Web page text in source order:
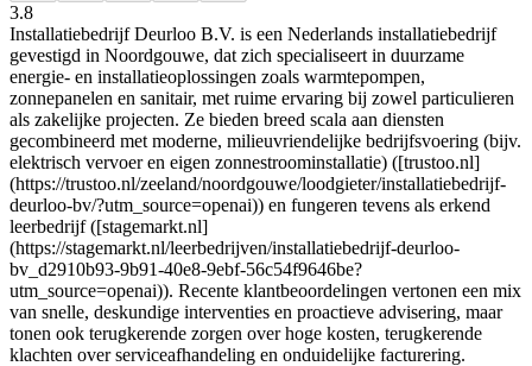
3.8
Installatiebedrijf Deurloo B.V. is een Nederlands installatiebedrijf
gevestigd in Noordgouwe, dat zich specialiseert in duurzame
energie- en installatieoplossingen zoals warmtepompen,
zonnepanelen en sanitair, met ruime ervaring bij zowel particulieren
als zakelijke projecten. Ze bieden breed scala aan diensten
gecombineerd met moderne, milieuvriendelijke bedrijfsvoering (bijv.
elektrisch vervoer en eigen zonnestroominstallatie) ([trustoo.nl]
(https://trustoo.nl/zeeland/noordgouwe/loodgieter/installatiebedrijf-
deurloo-bv/?utm_source=openai)) en fungeren tevens als erkend
leerbedrijf ([stagemarkt.nl]
(https://stagemarkt.nl/leerbedrijven/installatiebedrijf-deurloo-
bv_d2910b93-9b91-40e8-9ebf-56c54f9646be?
utm_source=openai)). Recente klantbeoordelingen vertonen een mix
van snelle, deskundige interventies en proactieve advisering, maar
tonen ook terugkerende zorgen over hoge kosten, terugkerende
klachten over serviceafhandeling en onduidelijke facturering.